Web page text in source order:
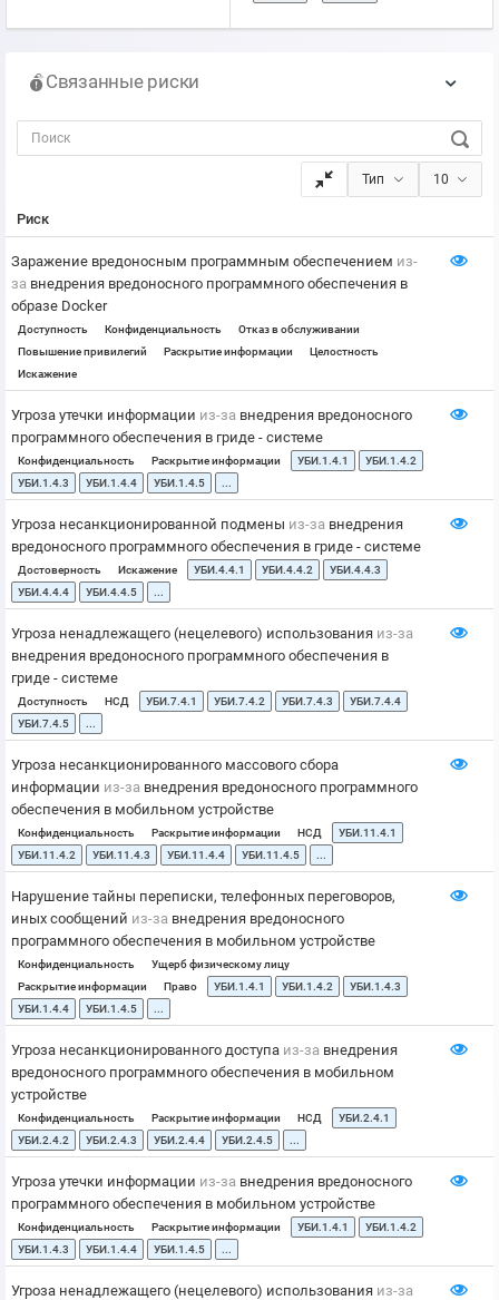
Связанные риски
Тип 10
Риск
Заражение вредоносным программным обеспечением из-
за внедрения вредоносного программного обеспечения в
образе Docker
Доступность Конфиденциальность
Отказ в обслуживании
Повышение привилегий
Раскрытие информации
Целостность
Искажение
Угроза утечки информации из-за внедрения вредоносного
программного обеспечения в гриде - системе
Конфиденциальность Раскрытие информации УБИ.1.4.1
УБИ.1.4.2
УБИ.1.4.3
УБИ.1.4.4 УБИ.1.4.5 ...
Угроза несанкционированной подмены из-за внедрения
вредоносного программного обеспечения в гриде - системе
Достоверность Искажение УБИ.4.4.1 УБИ.4.4.2
УБИ.4.4.3
УБИ.4.4.4
УБИ.4.4.5 ...
Угроза ненадлежащего (нецелевого) использования из-за
внедрения вредоносного программного обеспечения в
гриде - системе
Доступность НСД УБИ.7.4.1 УБИ.7.4.2 УБИ.7.4.3
УБИ.7.4.4
УБИ.7.4.5
...
Угроза несанкционированного массового сбора
информации из-за внедрения вредоносного программного
обеспечения в мобильном устройстве
Конфиденциальность Раскрытие информации НСД
УБИ.11.4.1
УБИ.11.4.2
УБИ.11.4.3 УБИ.11.4.4 УБИ.11.4.5 ...
Нарушение тайны переписки, телефонных переговоров,
иных сообщений из-за внедрения вредоносного
программного обеспечения в мобильном устройстве
Конфиденциальность
Ущерб физическому лицу
Раскрытие информации
Право УБИ.1.4.1 УБИ.1.4.2
УБИ.1.4.3
УБИ.1.4.4
УБИ.1.4.5 ...
Угроза несанкционированного доступа из-за внедрения
вредоносного программного обеспечения в мобильном
устройстве
Конфиденциальность Раскрытие информации НСД
УБИ.2.4.1
УБИ.2.4.2
УБИ.2.4.3 УБИ.2.4.4 УБИ.2.4.5 ...
Угроза утечки информации из-за внедрения вредоносного
программного обеспечения в мобильном устройстве
Конфиденциальность Раскрытие информации УБИ.1.4.1
УБИ.1.4.2
УБИ.1.4.3
УБИ.1.4.4 УБИ.1.4.5 ...
Угроза ненадлежащего (нецелевого) использования из-за